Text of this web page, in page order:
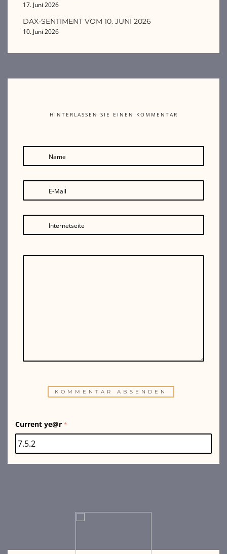
17. Juni 2026
DAX-SENTIMENT VOM 10. JUNI 2026
10. Juni 2026
HINTERLASSEN SIE EINEN KOMMENTAR
Name
E-Mail
Internetseite
Current ye@r *